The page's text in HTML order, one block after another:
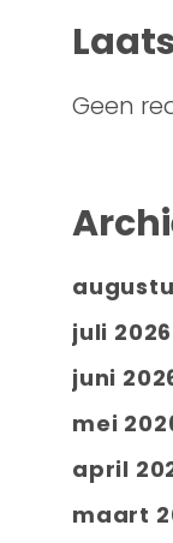
Geen
juli 2026
juni
mei
april
maart